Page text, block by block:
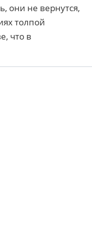
они не вернутся,
толпой
что в